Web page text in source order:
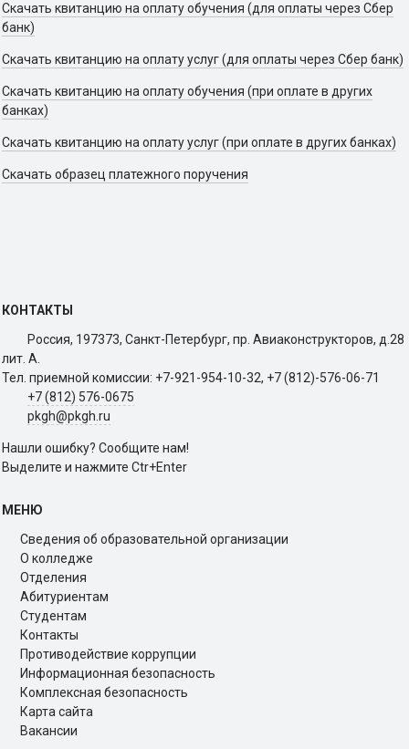
Скачать квитанцию на оплату обучения (для оплаты через Сбер
банк)
Скачать квитанцию на оплату услуг (для оплаты через Сбер банк)
Скачать квитанцию на оплату обучения (при оплате в других
банках)
Скачать квитанцию на оплату услуг (при оплате в других банках)
Скачать образец платежного поручения
КОНТАКТЫ
Россия, 197373, Санкт-Петербург, пр. Авиаконструкторов, д.28
лит. A.
Тел. приемной комиссии: +7-921-954-10-32, +7 (812)-576-06-71
+7 (812) 576-0675
pkgh@pkgh.ru
Нашли ошибку? Сообщите нам!
Выделите и нажмите Ctr+Enter
МЕНЮ
Сведения об образовательной организации
О колледже
Отделения
Абитуриентам
Студентам
Контакты
Противодействие коррупции
Информационная безопасность
Комплексная безопасность
Карта сайта
Вакансии